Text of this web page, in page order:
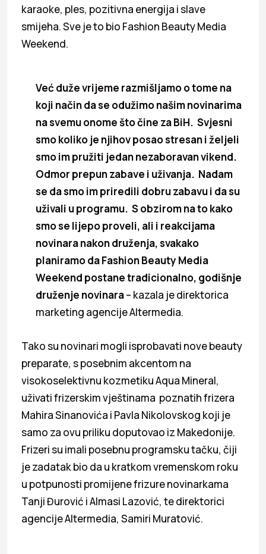
karaoke, ples, pozitivna energija i slave
smijeha. Sve je to bio Fashion Beauty Media
Weekend.
Već duže vrijeme razmišljamo o tome na
koji način da se odužimo našim novinarima
na svemu onome što čine za BiH. Svjesni
smo koliko je njihov posao stresan i željeli
smo im pružiti jedan nezaboravan vikend.
Odmor prepun zabave i uživanja. Nadam
se da smo im priredili dobru zabavu i da su
uživali u programu. S obzirom na to kako
smo se lijepo proveli, ali i reakcijama
novinara nakon druženja, svakako
planiramo da Fashion Beauty Media
Weekend postane tradicionalno, godišnje
druženje novinara– kazala je direktorica
marketing agencije Altermedia.
Tako su novinari mogli isprobavati nove beauty
preparate, s posebnim akcentom na
visokoselektivnu kozmetiku Aqua Mineral,
uživati frizerskim vještinama poznatih frizera
Mahira Sinanovića i Pavla Nikolovskog koji je
samo za ovu priliku doputovao iz Makedonije.
Frizeri su imali posebnu programsku tačku, čiji
je zadatak bio da u kratkom vremenskom roku
u potpunosti promijene frizure novinarkama
Tanji Đurović i Almasi Lazović, te direktorici
agencije Altermedia, Samiri Muratović.